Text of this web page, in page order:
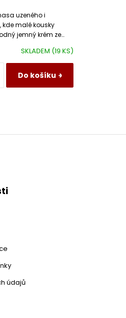
SKLADEM (19 KS)
Do košíku
uzeného i
malé kousky
jemný krém ze
údajů